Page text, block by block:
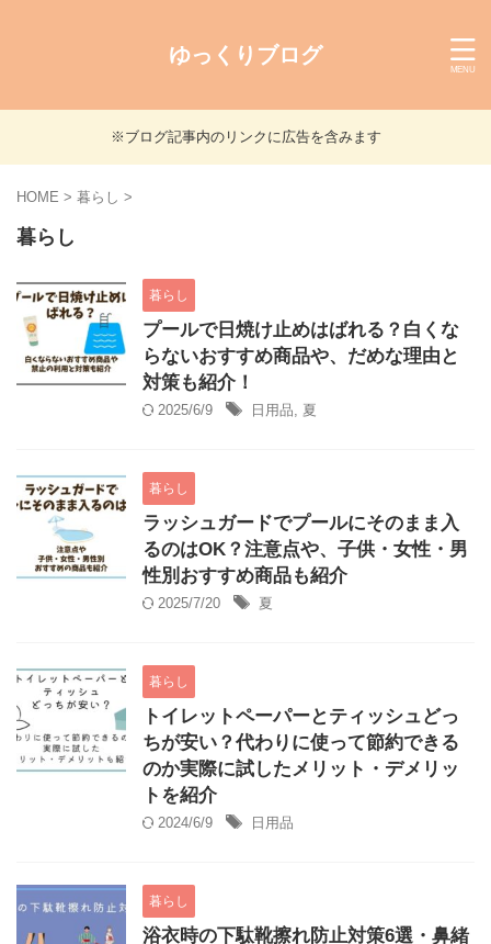
ゆっくりブログ
※ブログ記事内のリンクに広告を含みます
HOME > 暮らし >
暮らし
暮らし
プールで日焼け止めはばれる？白くな
らないおすすめ商品や、だめな理由と
対策も紹介！
2025/6/9 日用品, 夏
暮らし
ラッシュガードでプールにそのまま入
るのはOK？注意点や、子供・女性・男
性別おすすめ商品も紹介
2025/7/20 夏
暮らし
トイレットペーパーとティッシュどっ
ちが安い？代わりに使って節約できる
のか実際に試したメリット・デメリッ
トを紹介
2024/6/9 日用品
暮らし
浴衣時の下駄靴擦れ防止対策6選・鼻緒